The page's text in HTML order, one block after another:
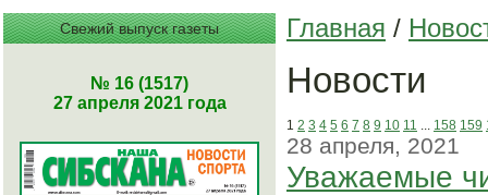
Свежий выпуск газеты
№ 16 (1517)
27 апреля 2021 года
Главная /
Новости
1 2 3 4 5 6 7 8 9 10 11 ... 158 159
28 апреля, 2021
Уважаемые